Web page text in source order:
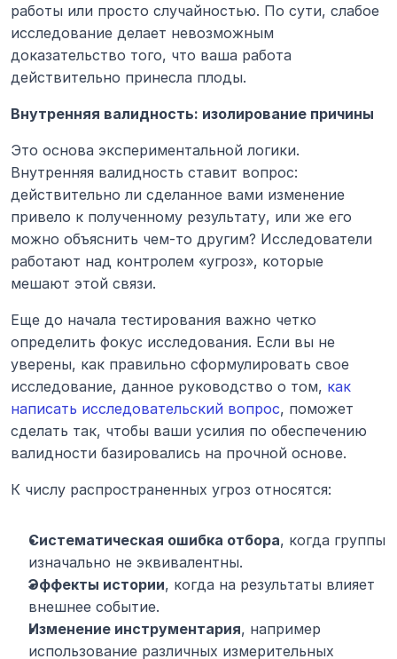
работы или просто случайностью. По сути, слабое
исследование делает невозможным
доказательство того, что ваша работа
действительно принесла плоды.
Внутренняя валидность: изолирование причины
Это основа экспериментальной логики.
Внутренняя валидность ставит вопрос:
действительно ли сделанное вами изменение
привело к полученному результату, или же его
можно объяснить чем-то другим? Исследователи
работают над контролем «угроз», которые
мешают этой связи.
Еще до начала тестирования важно четко
определить фокус исследования. Если вы не
уверены, как правильно сформулировать свое
исследование, данное руководство о том, как
написать исследовательский вопрос, поможет
сделать так, чтобы ваши усилия по обеспечению
валидности базировались на прочной основе.
К числу распространенных угроз относятся:
Систематическая ошибка отбора, когда группы
изначально не эквивалентны.
Эффекты истории, когда на результаты влияет
внешнее событие.
Изменение инструментария, например
использование различных измерительных